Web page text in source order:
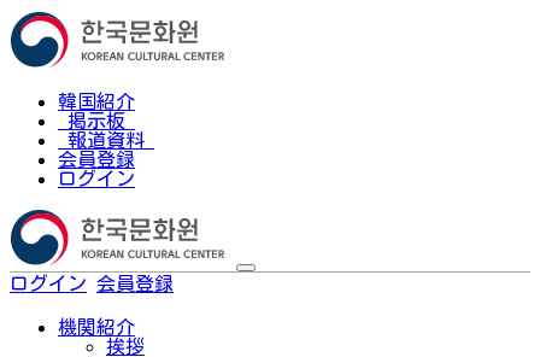
韓国紹介
掲示板
報道資料
会員登録
ログイン
ログイン 会員登録
機関紹介
挨拶